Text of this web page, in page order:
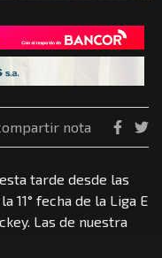
nota
tarde desde las
11° fecha de la Liga E
Las de nuestra